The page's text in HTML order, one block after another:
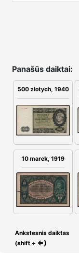
Panašūs daiktai:
500 zlotych, 1940
10 marek, 1919
Ankstesnis daiktas
(shift + ⇐)